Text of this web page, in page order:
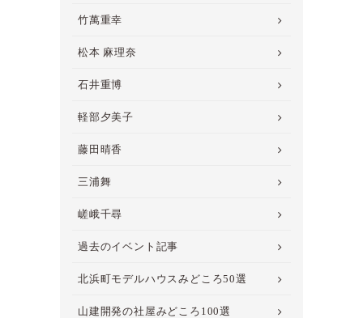
竹萬重幸
松本 麻理奈
石井重博
軽部夕美子
藤田晴香
三浦舞
嵯峨千尋
過去のイベント記事
北浜町モデルハウスみどころ50選
山建開発の社屋みどころ100選